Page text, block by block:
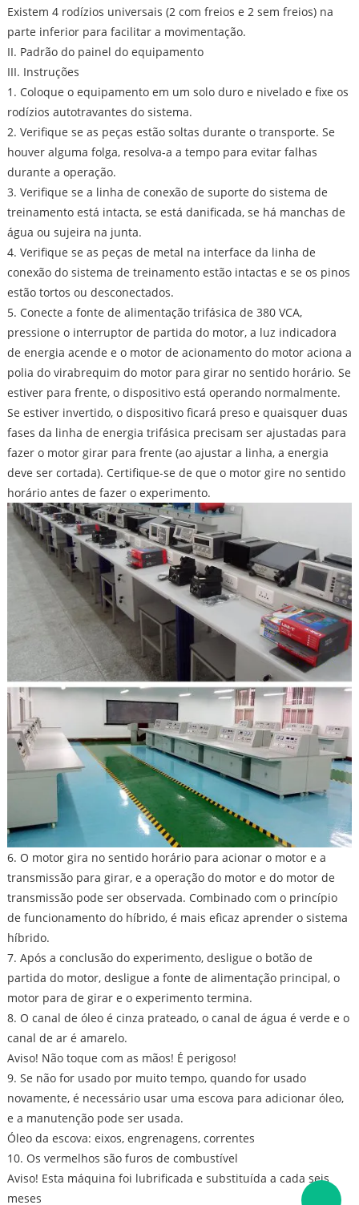
Existem 4 rodízios universais (2 com freios e 2 sem freios) na
parte inferior para facilitar a movimentação.
II. Padrão do painel do equipamento
III. Instruções
1. Coloque o equipamento em um solo duro e nivelado e fixe os
rodízios autotravantes do sistema.
2. Verifique se as peças estão soltas durante o transporte. Se
houver alguma folga, resolva-a a tempo para evitar falhas
durante a operação.
3. Verifique se a linha de conexão de suporte do sistema de
treinamento está intacta, se está danificada, se há manchas de
água ou sujeira na junta.
4. Verifique se as peças de metal na interface da linha de
conexão do sistema de treinamento estão intactas e se os pinos
estão tortos ou desconectados.
5. Conecte a fonte de alimentação trifásica de 380 VCA,
pressione o interruptor de partida do motor, a luz indicadora
de energia acende e o motor de acionamento do motor aciona a
polia do virabrequim do motor para girar no sentido horário. Se
estiver para frente, o dispositivo está operando normalmente.
Se estiver invertido, o dispositivo ficará preso e quaisquer duas
fases da linha de energia trifásica precisam ser ajustadas para
fazer o motor girar para frente (ao ajustar a linha, a energia
deve ser cortada). Certifique-se de que o motor gire no sentido
horário antes de fazer o experimento.
6. O motor gira no sentido horário para acionar o motor e a
transmissão para girar, e a operação do motor e do motor de
transmissão pode ser observada. Combinado com o princípio
de funcionamento do híbrido, é mais eficaz aprender o sistema
híbrido.
7. Após a conclusão do experimento, desligue o botão de
partida do motor, desligue a fonte de alimentação principal, o
motor para de girar e o experimento termina.
8. O canal de óleo é cinza prateado, o canal de água é verde e o
canal de ar é amarelo.
Aviso! Não toque com as mãos! É perigoso!
9. Se não for usado por muito tempo, quando for usado
novamente, é necessário usar uma escova para adicionar óleo,
e a manutenção pode ser usada.
Óleo da escova: eixos, engrenagens, correntes
10. Os vermelhos são furos de combustível
Aviso! Esta máquina foi lubrificada e substituída a cada seis
meses